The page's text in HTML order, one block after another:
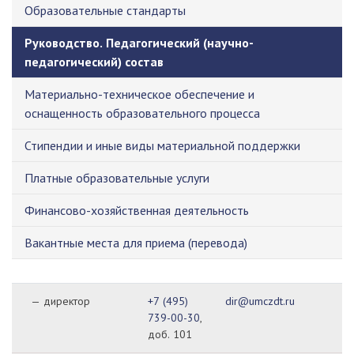
Образовательные стандарты
Руководство. Педагогический (научно-
педагогический) состав
Материально-техническое обеспечение и
оснащенность образовательного процесса
Стипендии и иные виды материальной поддержки
Платные образовательные услуги
Финансово-хозяйственная деятельность
Вакантные места для приема (перевода)
— директор
+7 (495)
739-00-30,
доб. 101
dir@umczdt.ru